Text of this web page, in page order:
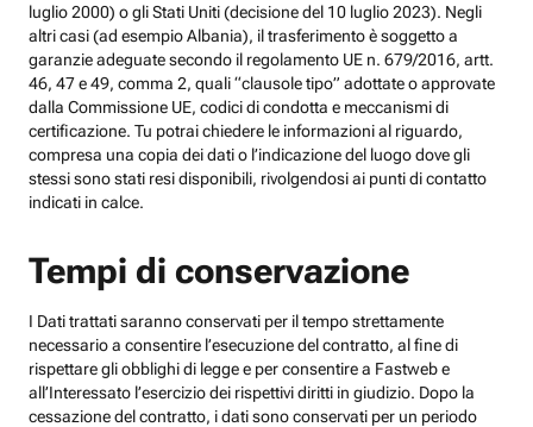
luglio 2000) o gli Stati Uniti (decisione del 10 luglio 2023). Negli
altri casi (ad esempio Albania), il trasferimento è soggetto a
garanzie adeguate secondo il regolamento UE n. 679/2016, artt.
46, 47 e 49, comma 2, quali “clausole tipo” adottate o approvate
dalla Commissione UE, codici di condotta e meccanismi di
certificazione. Tu potrai chiedere le informazioni al riguardo,
compresa una copia dei dati o l’indicazione del luogo dove gli
stessi sono stati resi disponibili, rivolgendosi ai punti di contatto
indicati in calce.
Tempi di conservazione
I Dati trattati saranno conservati per il tempo strettamente
necessario a consentire l’esecuzione del contratto, al fine di
rispettare gli obblighi di legge e per consentire a Fastweb e
all’Interessato l’esercizio dei rispettivi diritti in giudizio. Dopo la
cessazione del contratto, i dati sono conservati per un periodo